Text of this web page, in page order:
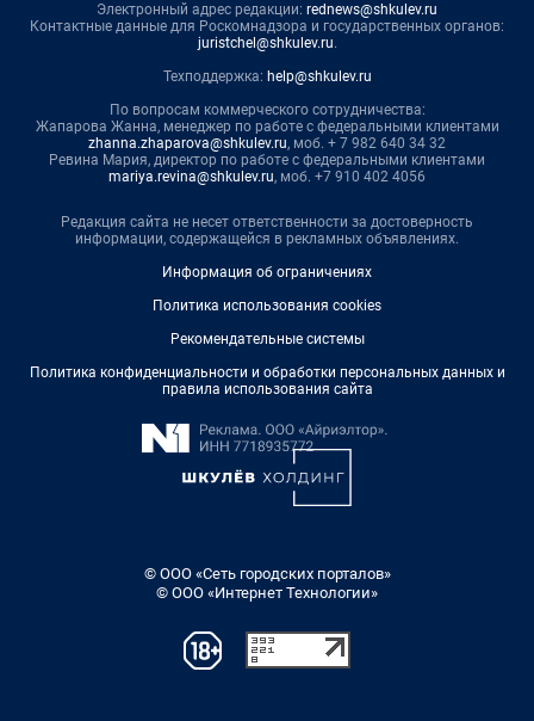
Электронный адрес редакции: rednews@shkulev.ru
Контактные данные для Роскомнадзора и государственных органов:
juristchel@shkulev.ru.
Техподдержка: help@shkulev.ru
По вопросам коммерческого сотрудничества:
Жапарова Жанна, менеджер по работе с федеральными клиентами
zhanna.zhaparova@shkulev.ru, моб. + 7 982 640 34 32
Ревина Мария, директор по работе с федеральными клиентами
mariya.revina@shkulev.ru, моб. +7 910 402 4056
Редакция сайта не несет ответственности за достоверность
информации, содержащейся в рекламных объявлениях.
Информация об ограничениях
Политика использования cookies
Рекомендательные системы
Политика конфиденциальности и обработки персональных данных и
правила использования сайта
© ООО «Сеть городских порталов»
© ООО «Интернет Технологии»